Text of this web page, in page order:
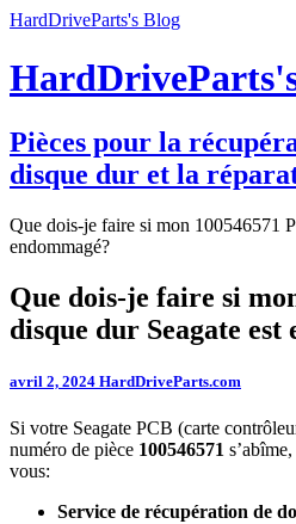
HardDriveParts's Blog
Pièces pour la
disque dur et la
Que dois-je faire si mon 100546571
endommagé?
Que dois-je faire si
disque dur Seagate est
avril 2, 2024 HardDriveParts.com
Si votre Seagate PCB (carte
numéro de pièce 100546571
vous:
Service de récupération de